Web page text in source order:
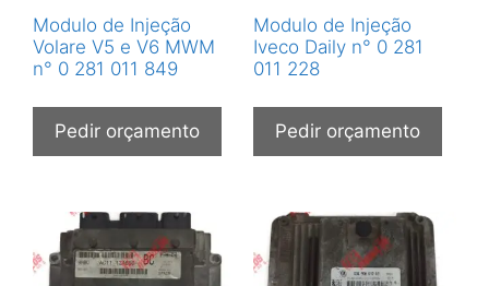
Modulo de Injeção
Volare V5 e V6 MWM
n° 0 281 011 849
Pedir orçamento
Modulo de Injeção
Iveco Daily n° 0 281
011 228
Pedir orçamento